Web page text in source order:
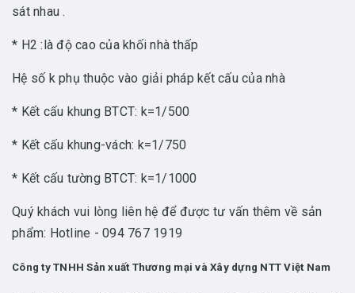
sát nhau .
* H2 :là độ cao của khối nhà thấp
Hệ số k phụ thuộc vào giải pháp kết cấu của nhà
* Kết cấu khung BTCT: k=1/500
* Kết cấu khung-vách: k=1/750
* Kết cấu tường BTCT: k=1/1000
Quý khách vui lòng liên hệ để được tư vấn thêm về sản
phẩm: Hotline - 094 767 1919
Công ty TNHH Sản xuất Thương mại và Xây dựng NTT Việt Nam